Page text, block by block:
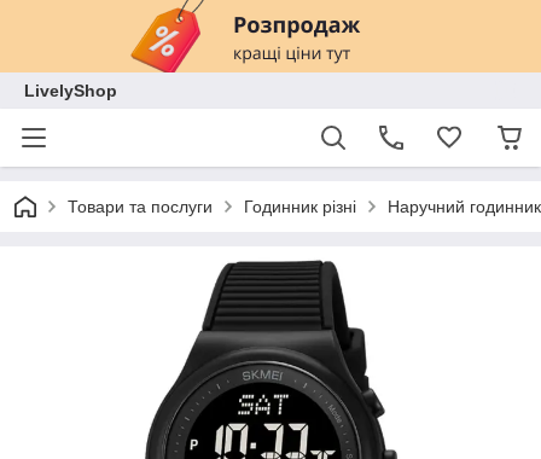
LivelyShop
Товари та послуги Годинник різні Наручний годинник